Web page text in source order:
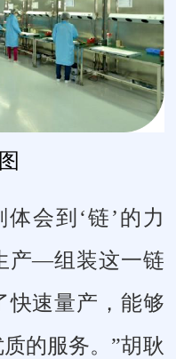
会到‘链’的力
产—组装这一链
快速量产，能够
的服务。”胡耿